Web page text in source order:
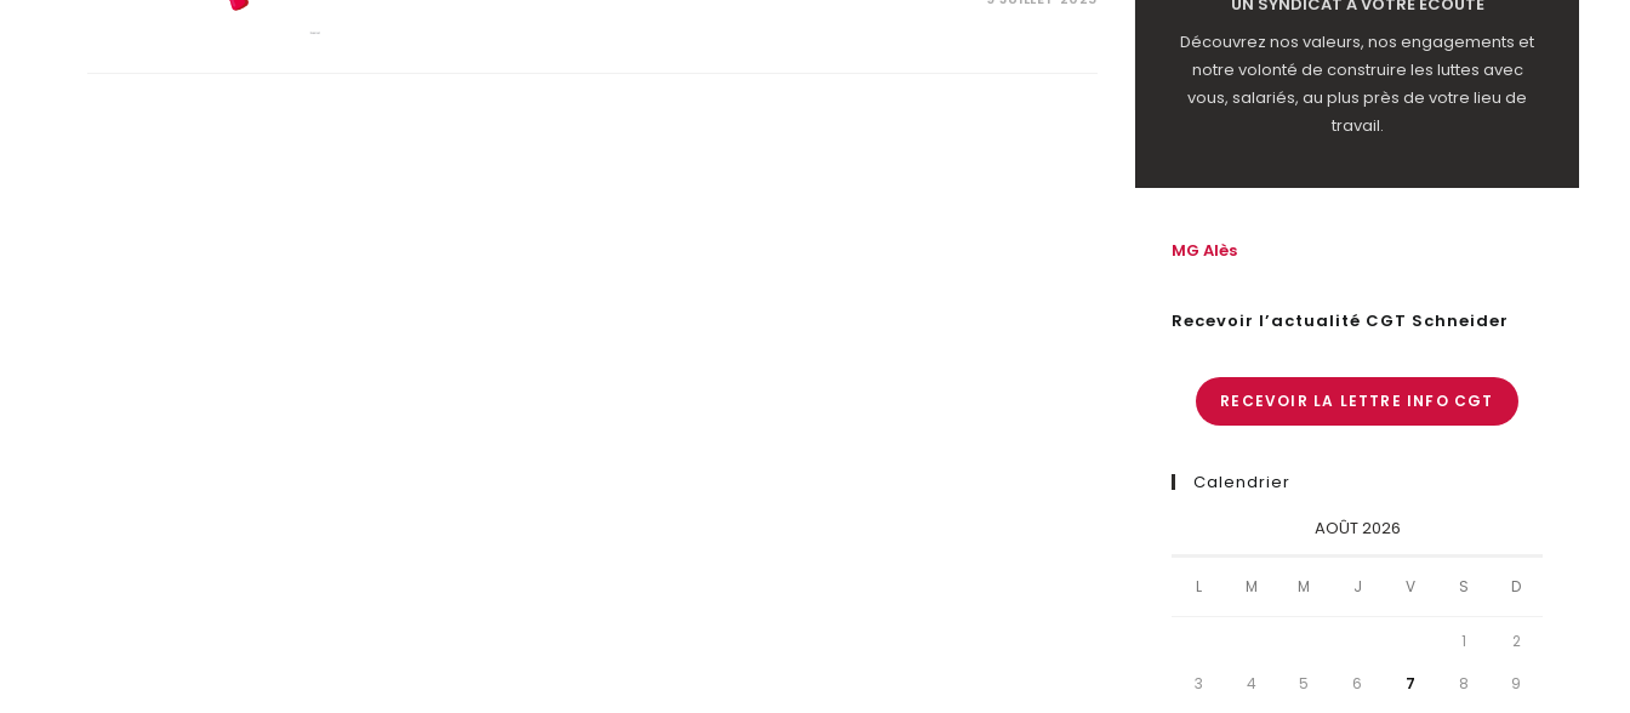
Découvrez nos valeurs, nos engagements et
notre volonté de construire les luttes avec
vous, salariés, au plus près de votre lieu de
travail.
MG Alès
Recevoir l’actualité CGT Schneider
RECEVOIR LA LETTRE INFO CGT
Calendrier
AOÛT 2026
L M M J V S D
1 2
3 4 5 6 7 8 9